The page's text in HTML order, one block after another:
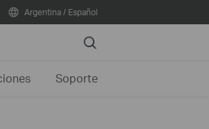
Argentina / Español
Search
Soporte